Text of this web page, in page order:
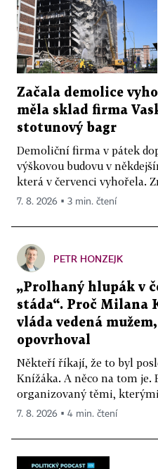
Začala demolice
měla sklad firma
stotunový bagr
Demoliční firma v pátek
výškovou budovu v
která v červenci vyhořela.
7. 8. 2026 ▪ 3 min. čtení
PETR HONZEJK
„Prolhaný hlupák v
stáda“. Proč Milana
vláda vedená
opovrhoval
Někteří říkají, že to byl
Knížáka. A něco na tom je.
organizovaný těmi,
7. 8. 2026 ▪ 4 min. čtení